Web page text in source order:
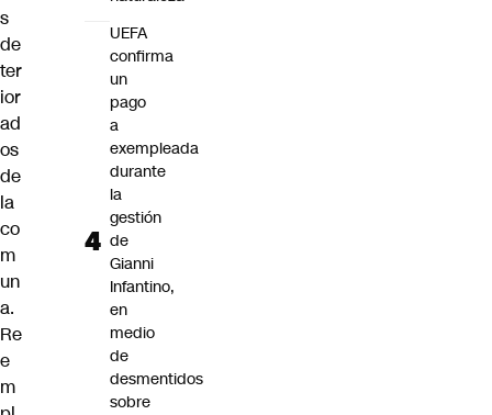
s
de
ter
ior
ad
os
de
la
co
m
un
a.
Re
e
m
UEFA
confirma
un
pago
a
exempleada
durante
la
gestión
de
Gianni
Infantino,
en
medio
de
desmentidos
sobre